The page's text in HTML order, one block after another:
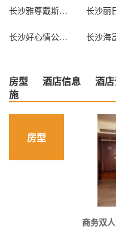
长沙雅尊戴斯酒店
长沙好心情公寓酒店
房型 酒店信息 酒
施
房型
商务双